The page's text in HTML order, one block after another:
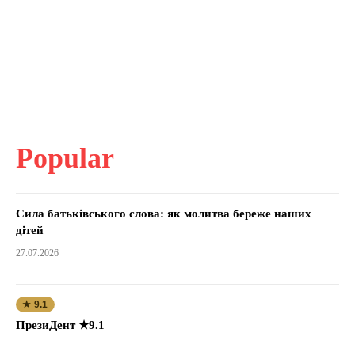
Popular
Сила батьківського слова: як молитва береже наших
дітей
27.07.2026
★ 9.1
ПрезиДент ★9.1